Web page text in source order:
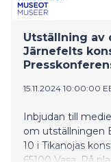
Utställning av
Järnefelts
15.11.2024 10:00:00
Inbjudan till
om utställningen
10 i Tikanojas